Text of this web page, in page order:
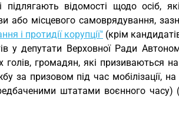
підлягають відомості щодо осіб,
або місцевого самоврядування,
і протидії корупції" (крім
у депутати Верховної Ради
голів, громадян, які призиваються
за призовом під час мобілізації,
штатами воєнного часу)